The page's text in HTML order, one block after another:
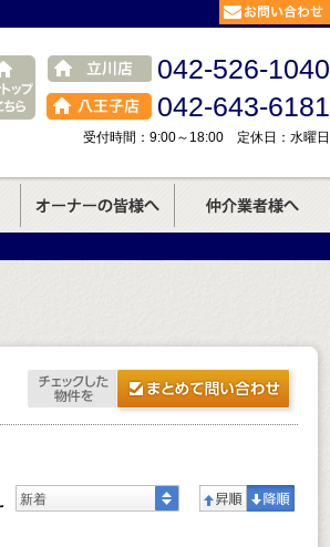
042-526-1040
042-643-6181
受付時間：9:00～18:00 定休日：水曜日
新着